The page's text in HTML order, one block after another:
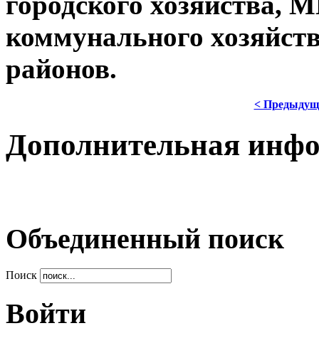
коммунального
районов.
<
Дополнительная
Объединенный поиск
Поиск
Войти